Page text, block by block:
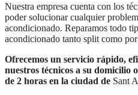
Nuestra empresa cuenta con los
poder solucionar cualquier
acondicionado. Reparamos todo
acondicionado tanto split como
Ofrecemos un servicio rápido,
nuestros técnicos a su domicilio
de 2 horas en la ciudad de Sant